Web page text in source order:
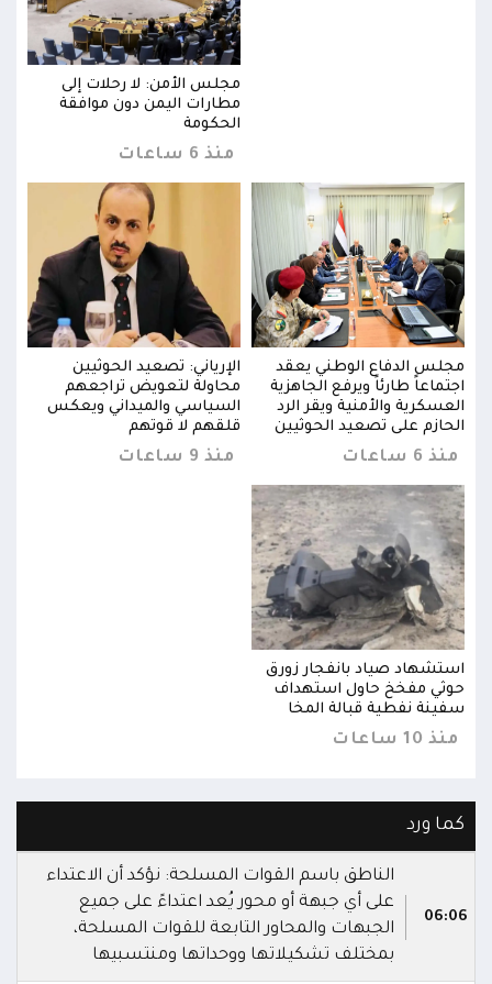
مجلس الأمن: لا رحلات إلى
مطارات اليمن دون موافقة
الحكومة
منذ 6 ساعات
مجلس الدفاع الوطني يعقد
اجتماعاً طارئاً ويرفع الجاهزية
العسكرية والأمنية ويقر الرد
الحازم على تصعيد الحوثيين
منذ 6 ساعات
الإرياني: تصعيد الحوثيين
محاولة لتعويض تراجعهم
السياسي والميداني ويعكس
قلقهم لا قوتهم
منذ 9 ساعات
استشهاد صياد بانفجار زورق
حوثي مفخخ حاول استهداف
سفينة نفطية قبالة المخا
منذ 10 ساعات
كما ورد
06:06
الناطق باسم القوات المسلحة: نؤكد أن الاعتداء
على أي جبهة أو محور يُعد اعتداءً على جميع
الجبهات والمحاور التابعة للقوات المسلحة،
بمختلف تشكيلاتها ووحداتها ومنتسبيها